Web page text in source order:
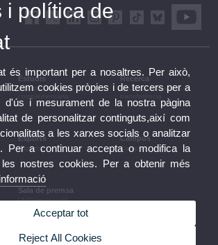
Estudis
Estudis i formació
Recerca
Recerca, innovació i
Esports
Esports
Campus
Campus
Sala de premsa
UVComunicació
Notes de premsa
Agenda de govern
Informació corporativa
i política de
és important per a nosaltres. Per això,
cookies pròpies i de tercers per a
d'ús i mesurament de la nostra pàgina
de personalitzar continguts,així com
a les xarxes socials o analitzar
Per a continuar accepta o modifica la
nostres cookies. Per a obtenir més
Acceptar tot
Reject All Cookies